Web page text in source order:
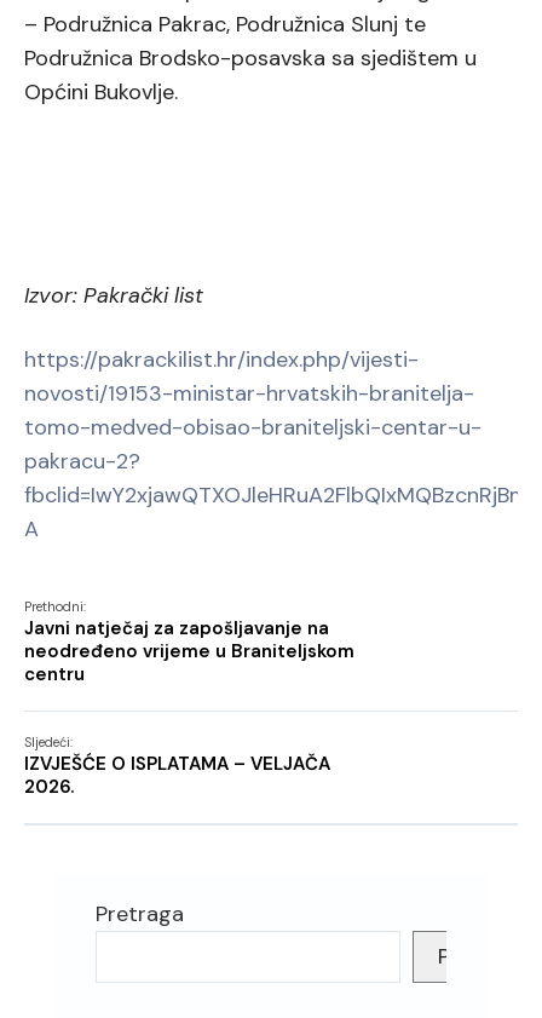
– Podružnica Pakrac, Podružnica Slunj te
Podružnica Brodsko-posavska sa sjedištem u
Općini Bukovlje.
Izvor: Pakrački list
https://pakrackilist.hr/index.php/vijesti-
novosti/19153-ministar-hrvatskih-branitelja-
tomo-medved-obisao-braniteljski-centar-u-
pakracu-2?
A
Prethodni:
Javni natječaj za zapošljavanje na
neodređeno vrijeme u Braniteljskom
centru
Sljedeći:
IZVJEŠĆE O ISPLATAMA – VELJAČA
2026.
Pretraga
Pretraga